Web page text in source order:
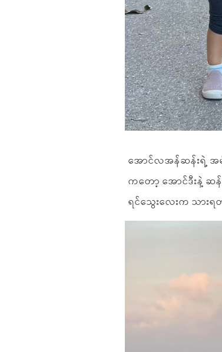
အောင်လအန်ဆန်းရဲ့ အမ
ကတော့ အောင်ဒီးနဲ့ ဆ
ရင်သွေးလေးက သားရ